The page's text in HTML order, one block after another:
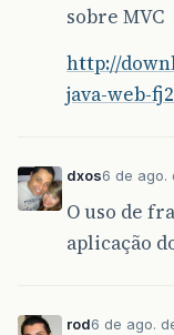
sobre MVC
http://
java-web-
dxos6 de ago.
O uso de
aplicação
rod6 de ago.